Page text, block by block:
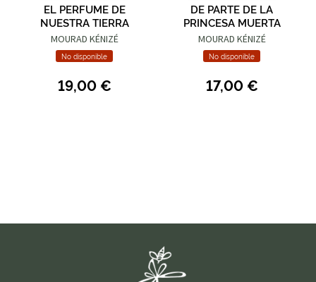
EL PERFUME DE
NUESTRA TIERRA
MOURAD KÉNIZÉ
No disponible
19,00 €
DE PARTE DE LA
PRINCESA MUERTA
MOURAD KÉNIZÉ
No disponible
17,00 €